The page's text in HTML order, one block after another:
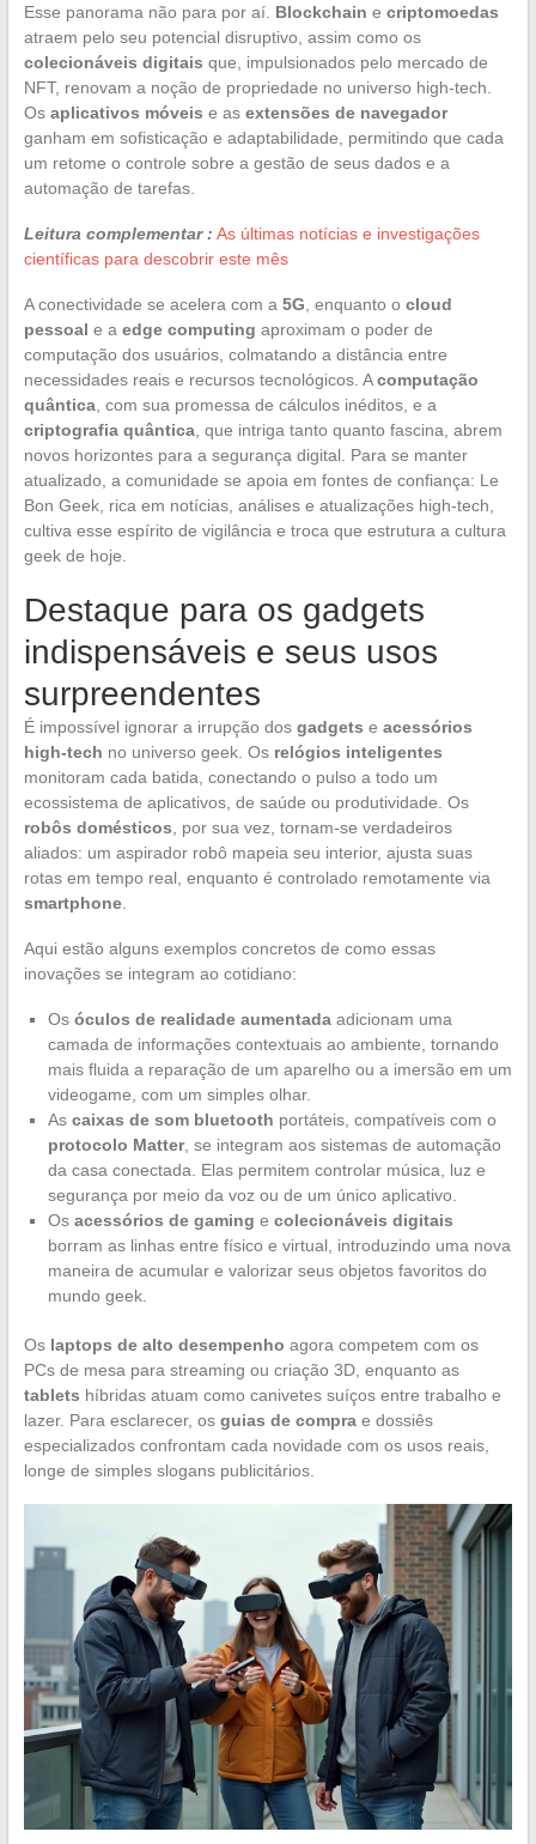
Esse panorama não para por aí. Blockchain e criptomoedas
atraem pelo seu potencial disruptivo, assim como os
colecionáveis digitais que, impulsionados pelo mercado de
NFT, renovam a noção de propriedade no universo high-tech.
Os aplicativos móveis e as extensões de navegador
ganham em sofisticação e adaptabilidade, permitindo que cada
um retome o controle sobre a gestão de seus dados e a
automação de tarefas.
Leitura complementar : As últimas notícias e investigações
científicas para descobrir este mês
A conectividade se acelera com a 5G , enquanto o cloud
pessoal e a edge computing aproximam o poder de
computação dos usuários, colmatando a distância entre
necessidades reais e recursos tecnológicos. Acomputação
quântica, com sua promessa de cálculos inéditos, e a
criptografia quântica, que intriga tanto quanto fascina, abrem
novos horizontes para a segurança digital. Para se manter
atualizado, a comunidade se apoia em fontes de confiança: Le
Bon Geek, rica em notícias, análises e atualizações high-tech,
cultiva esse espírito de vigilância e troca que estrutura a cultura
geek de hoje.
Destaque para os gadgets
indispensáveis e seus usos
surpreendentes
É impossível ignorar a irrupção dos gadgets e acessórios
high-tech no universo geek. Os relógios inteligentes
monitoram cada batida, conectando o pulso a todo um
ecossistema de aplicativos, de saúde ou produtividade. Os
robôs domésticos , por sua vez, tornam-se verdadeiros
aliados: um aspirador robô mapeia seu interior, ajusta suas
rotas em tempo real, enquanto é controlado remotamente via
smartphone.
Aqui estão alguns exemplos concretos de como essas
inovações se integram ao cotidiano:
Os óculos de realidade aumentadaadicionam uma
camada de informações contextuais ao ambiente, tornando
mais fluida a reparação de um aparelho ou a imersão em um
videogame, com um simples olhar.
As caixas de som bluetooth portáteis, compatíveis com o
protocolo Matter, se integram aos sistemas de automação
da casa conectada. Elas permitem controlar música, luz e
segurança por meio da voz ou de um único aplicativo.
Os acessórios de gaming e colecionáveis digitais
borram as linhas entre físico e virtual, introduzindo uma nova
maneira de acumular e valorizar seus objetos favoritos do
mundo geek.
Os laptops de alto desempenho agora competem com os
PCs de mesa para streaming ou criação 3D, enquanto as
tablets híbridas atuam como canivetes suíços entre trabalho e
lazer. Para esclarecer, os guias de comprae dossiês
especializados confrontam cada novidade com os usos reais,
longe de simples slogans publicitários.